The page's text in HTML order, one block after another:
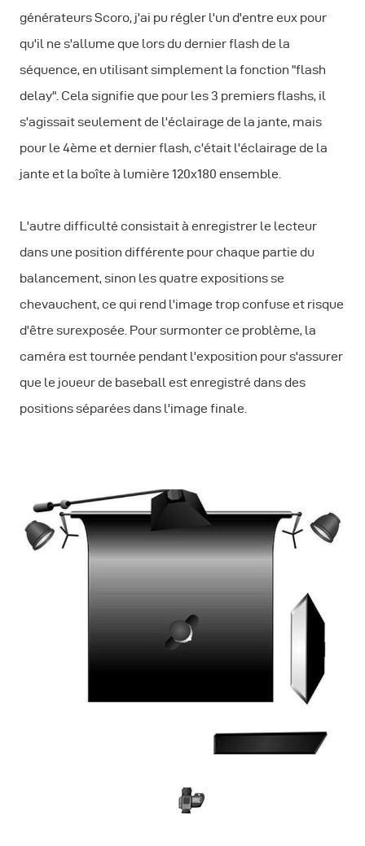
générateurs Scoro, j'ai pu régler l'un d'entre eux pour
qu'il ne s'allume que lors du dernier flash de la
séquence, en utilisant simplement la fonction "flash
delay". Cela signifie que pour les 3 premiers flashs, il
s'agissait seulement de l'éclairage de la jante, mais
pour le 4ème et dernier flash, c'était l'éclairage de la
jante et la boîte à lumière 120x180 ensemble.
L'autre difficulté consistait à enregistrer le lecteur
dans une position différente pour chaque partie du
balancement, sinon les quatre expositions se
chevauchent, ce qui rend l'image trop confuse et risque
d'être surexposée. Pour surmonter ce problème, la
caméra est tournée pendant l'exposition pour s'assurer
que le joueur de baseball est enregistré dans des
positions séparées dans l'image finale.